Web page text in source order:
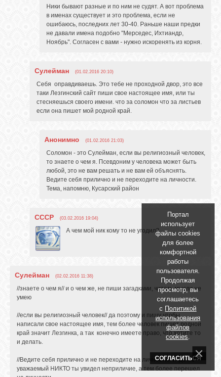
Ники бывают разные и по ним не судят. А вот проблема
в именах существует и это проблема, если не
ошибаюсь, последних лет 30-40. Раньше наши предки
не давали имена подобно "Мерседес, Ихтиандр,
Ноябрь". Согласен с вами - нужно искоренять из корня.
Сулейман (01.02.2016 20:10)
Себя оправдиваешь. Это тебе не проходной двор, это все
таки Лезгинский сайт пиши свое настоящее имя, или ты
стесняешься своего имени. что за соломон что за листьев
если она пишет мой родной край.
Анонимно (01.02.2016 21:03)
Соломон - это Сулейман, если вы религиозный человек,
то знаете о чем я. Псевдоним у человека может быть
любой, это не вам решать и не вам ей объяснять.
Ведите себя прилично и не переходите на личности.
Тема, напомню, Кусарский район
СССР (03.02.2016 19:04)
А чем мой ник кому то не угодил?
Сулейман (02.02.2016 11:38)
//знаете о чем я// и о чем же, не пиши загадками, читать мысли не
умею
//если вы религиозный человек// да поэтому и пишу чтобы
написали свое настоящее имя, тем более человек пишет родной
край значит Лезгинка, а так конечно имеете право, что хотите то
и делать.
//Ведите себя прилично и не переходите на личности// и где же
уважаемый НИКТО ты увидел неприличие, а тем более перешел
Портал
использует
файлы cookies
для более
комфортной
работы
пользователя.
Продолжая
просмотр, вы
соглашаетесь
с Политикой
использования
файлов
cookies .
СОГЛАСИТЬСЯ